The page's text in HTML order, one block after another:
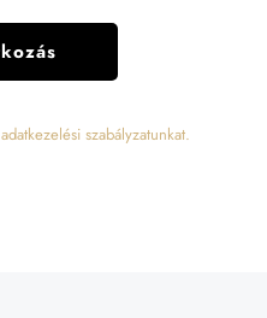
adatkezelési szabályzatunkat.